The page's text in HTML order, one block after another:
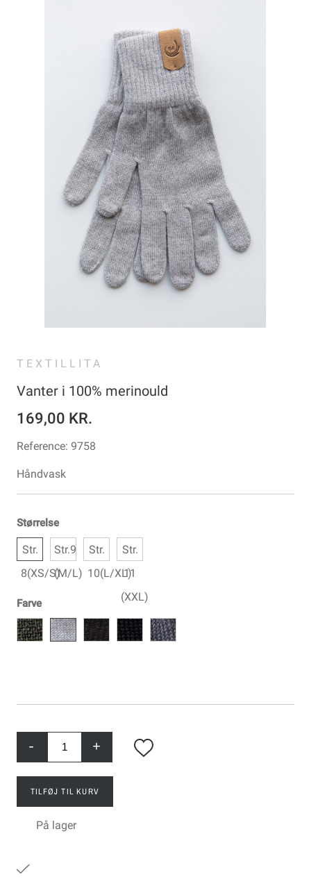
TEXTILLITA
Vanter i 100% merinould
169,00 KR.
Reference: 9758
Håndvask
Størrelse
Str.
8(XS/S)
Str.9
(M/L)
Str.
10(L/XL)
Str.
11
(XXL)
Farve
- +
TILFØJ TIL KURV
På lager